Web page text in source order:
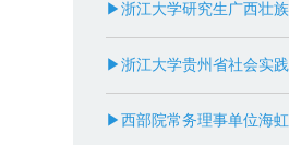
▶浙江大学研究生广西壮
▶浙江大学贵州省社会实
▶西部院常务理事单位海